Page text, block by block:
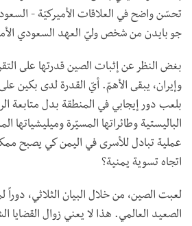
تحسّن واضح في العلاقات الأميركيّة -
جو بايدن من شخص وليّ العهد السعودي
بغض النظر عن إثبات الصين قدرتها على
وإيران، يبقى الأهمّ. أيّ القدرة لدى بكين
بلعب دور إيجابي في المنطقة بدل متابعة
الباليستية وطائراتها المسيّرة
عملية تبادل للأسرى في اليمن كي يصبح
اتجاه تسوية يمنية؟
لعبت الصين، من خلال البيان الثلاثي، دوراً
الصعيد العالمي. هذا لا يعني زوال القضايا